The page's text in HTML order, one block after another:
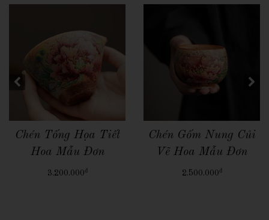
Quick View
Chén Tông Thủy Tinh
389.000 đ
Quick View
Chén Tống Liên Hoa
2.389.000đ